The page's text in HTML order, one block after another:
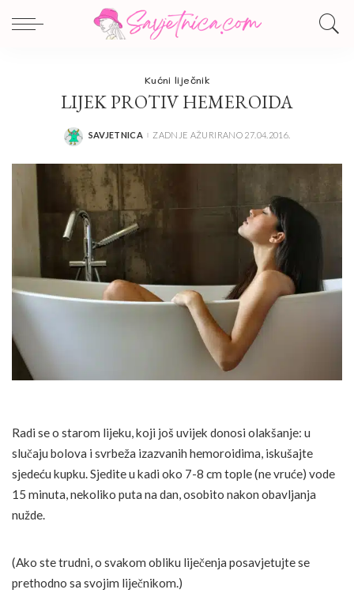
Kućni liječnik
LIJEK PROTIV HEMEROIDA
POSTED
SAVJETNICA ZADNJE AŽURIRANO 27.04.2016.
Radi se o starom lijeku, koji još uvijek donosi olakšanje: u
slučaju bolova i svrbeža izazvanih hemoroidima, iskušajte
sjedeću kupku. Sjedite u kadi oko 7-8 cm tople (ne vruće) vode
15 minuta, nekoliko puta na dan, osobito nakon obavljanja
nužde.
(Ako ste trudni, o svakom obliku liječenja posavjetujte se
prethodno sa svojim liječnikom.)